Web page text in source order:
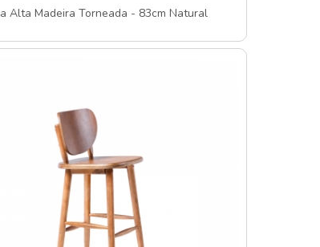
Alta Madeira Torneada - 83cm Natural